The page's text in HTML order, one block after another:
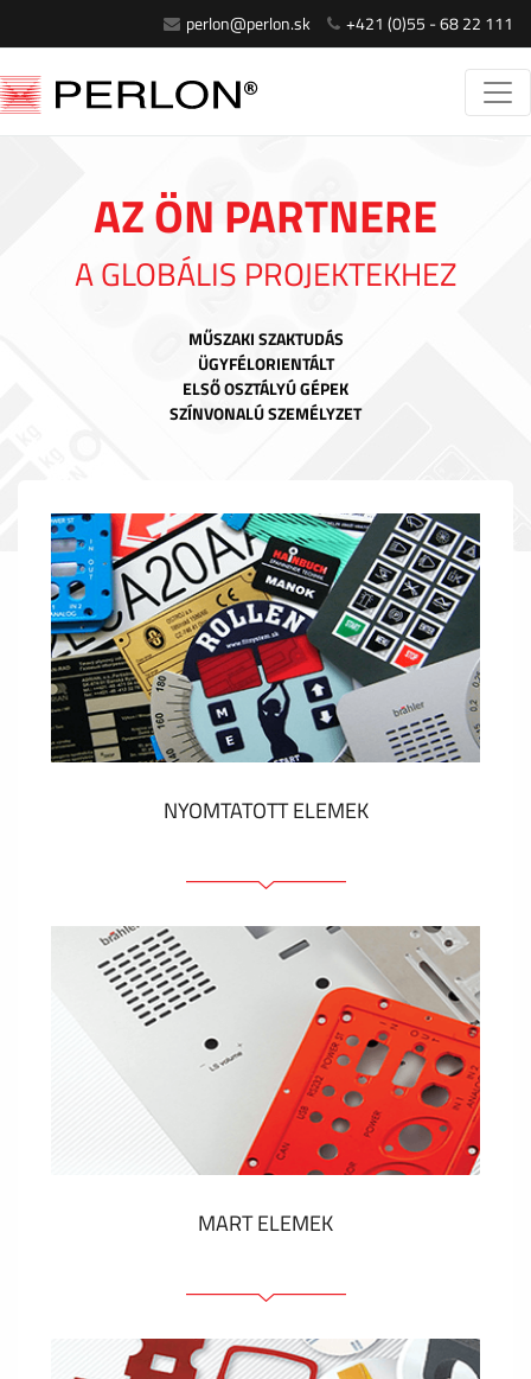
perlon@perlon.sk +421 (0)55 - 68 22 111
AZ ÖN PARTNERE
A GLOBÁLIS PROJEKTEKHEZ
MŰSZAKI SZAKTUDÁS
ÜGYFÉLORIENTÁLT
ELSŐ OSZTÁLYÚ GÉPEK
SZÍNVONALÚ SZEMÉLYZET
NYOMTATOTT ELEMEK
Fóliacímkék
Fóliabillentyűzet, Membrános billentyűzet
Fém címkék
Címkék
Műanyag címkék és cédulák
MUTASS TÖBBET
MART ELEMEK
Előlapok (elülső, tartó)